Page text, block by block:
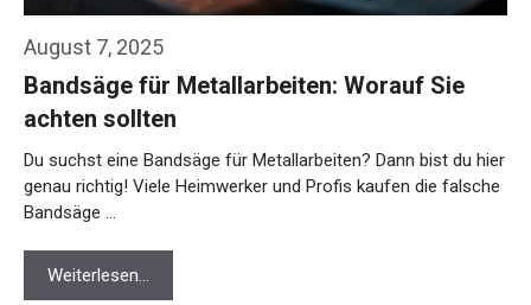
August 7, 2025
Bandsäge für Metallarbeiten: Worauf Sie
achten sollten
Du suchst eine Bandsäge für Metallarbeiten? Dann bist du hier
genau richtig! Viele Heimwerker und Profis kaufen die falsche
Bandsäge …
Weiterlesen…